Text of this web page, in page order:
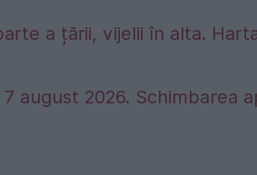
a țării, vijelii în alta.
august 2026. Schimbarea